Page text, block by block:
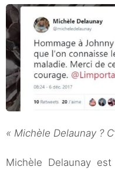
« Michèle Delaunay ?
Michèle Delaunay